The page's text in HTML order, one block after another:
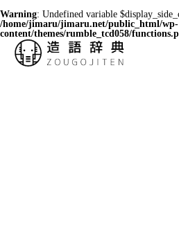
Warning: Undefined variable
/home/jimaru/jimaru.net/public_html/wp-
content/themes/rumble_tcd058/